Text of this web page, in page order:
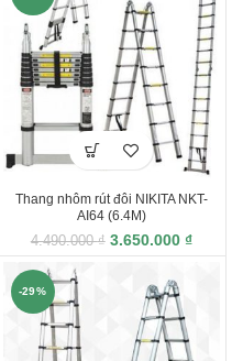
Thang nhôm rút đôi NIKITA NKT-
AI64 (6.4M)
4.490.000₫ 3.650.000 ₫
-29%